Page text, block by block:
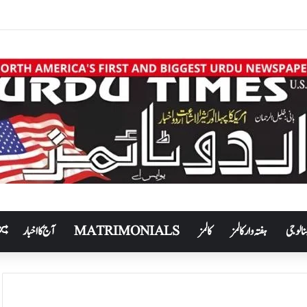
ہفتہ وار کالمز کالمز MATRIMONIALS آج کا اخبار